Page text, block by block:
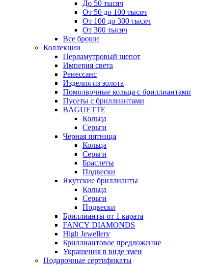
До 50 тысяч
От 50 до 100 тысяч
От 100 до 300 тысяч
От 300 тысяч
Все броши
Коллекции
Перламутровый шепот
Империя света
Ренессанс
Изделия из золота
Помолвочные кольца с бриллиантами
Пусеты с бриллиантами
BAGUETTE
Кольца
Серьги
Черная пятница
Кольца
Серьги
Браслеты
Подвески
Якутские бриллианты
Кольца
Серьги
Подвески
Бриллианты от 1 карата
FANCY DIAMONDS
High Jewellery
Бриллиантовое предложение
Украшения в виде змеи
Подарочные сертификаты